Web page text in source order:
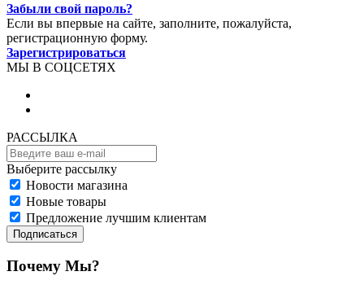
Забыли свой пароль?
Если вы впервые на сайте, заполните, пожалуйста,
регистрационную форму.
Зарегистрироваться
МЫ В СОЦСЕТЯХ
РАССЫЛКА
Выберите рассылку
Новости магазина
Новые товары
Предложение лучшим клиентам
Подписаться
Почему Мы?